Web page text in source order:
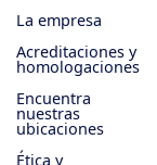
La empresa
Acreditaciones y
homologaciones
Encuentra
nuestras
ubicaciones
Ética y